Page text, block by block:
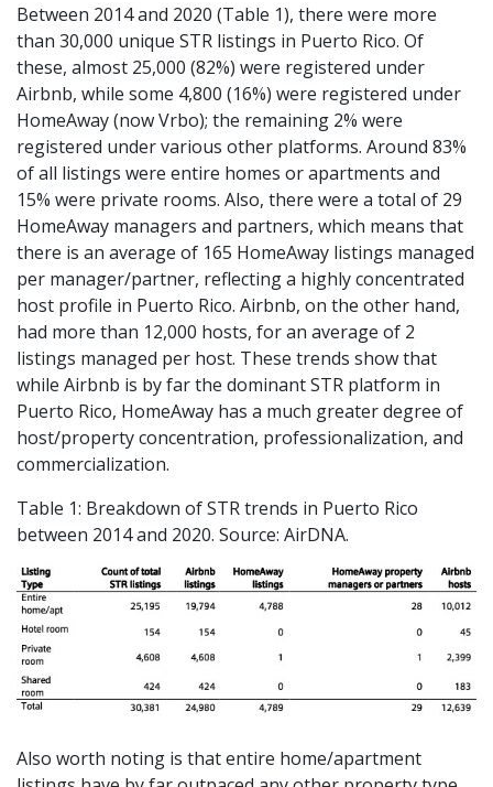
Between 2014 and 2020 (Table 1), there were more
than 30,000 unique STR listings in Puerto Rico. Of
these, almost 25,000 (82%) were registered under
Airbnb, while some 4,800 (16%) were registered under
HomeAway (now Vrbo); the remaining 2% were
registered under various other platforms. Around 83%
of all listings were entire homes or apartments and
15% were private rooms. Also, there were a total of 29
HomeAway managers and partners, which means that
there is an average of 165 HomeAway listings managed
per manager/partner, reflecting a highly concentrated
host profile in Puerto Rico. Airbnb, on the other hand,
had more than 12,000 hosts, for an average of 2
listings managed per host. These trends show that
while Airbnb is by far the dominant STR platform in
Puerto Rico, HomeAway has a much greater degree of
host/property concentration, professionalization, and
commercialization.
Table 1: Breakdown of STR trends in Puerto Rico
between 2014 and 2020. Source: AirDNA.
Also worth noting is that entire home/apartment